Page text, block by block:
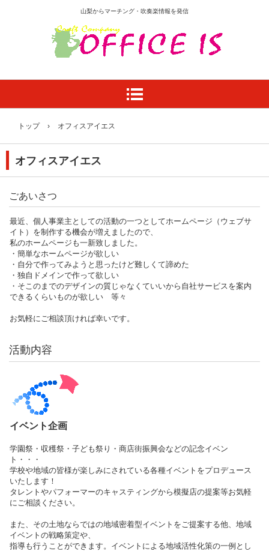
山梨からマーチング・吹奏楽情報を発信
トップ › オフィスアイエス
オフィスアイエス
ごあいさつ
最近、個人事業主としての活動の一つとしてホームページ（ウェブサ
イト）を制作する機会が増えましたので、
私のホームページも一新致しました。
・簡単なホームページが欲しい
・自分で作ってみようと思ったけど難しくて諦めた
・独自ドメインで作って欲しい
・そこのまでのデザインの質じゃなくていいから自社サービスを案内
できるくらいものが欲しい 等々
お気軽にご相談頂ければ幸いです。
活動内容
イベント企画
学園祭・収穫祭・子ども祭り・商店街振興会などの記念イベン
ト・・・
学校や地域の皆様が楽しみにされている各種イベントをプロデュース
いたします！
タレントやパフォーマーのキャスティングから模擬店の提案等お気軽
にご相談ください。
また、その土地ならではの地域密着型イベントをご提案する他、地域
イベントの戦略策定や、
指導も行うことができます。イベントによる地域活性化策の一例とし